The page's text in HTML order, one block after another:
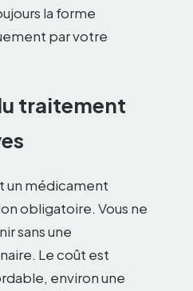
la forme
par votre
traitement
un médicament
obligatoire. Vous ne
sans une
Le coût est
environ une